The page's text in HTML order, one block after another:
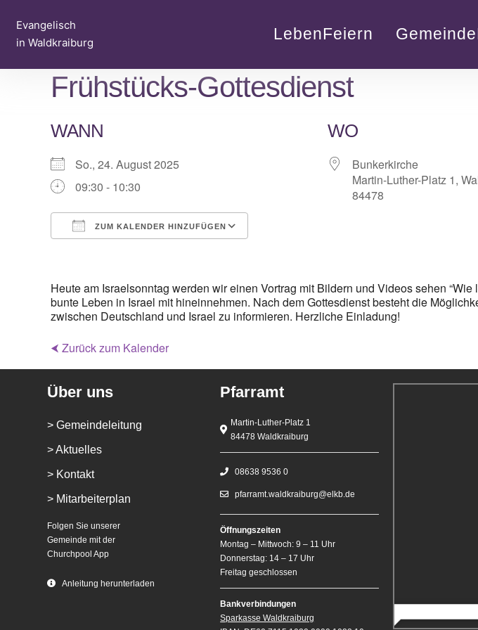
Inhalt
springen
Evangelisch
in Waldkraiburg
LebenFeiern
Frühstücks-Gottesdienst
WANN
So., 24. August 2025
09:30 - 10:30
ZUM KALENDER HINZUFÜGEN
WO
Bunkerkirche
Martin-Luther-Platz 1,
84478
Heute am Israelsonntag werden wir einen Vortrag mit Bildern und Videos sehen
bunte Leben in Israel mit hineinnehmen. Nach dem Gottesdienst besteht die
zwischen Deutschland und Israel zu informieren. Herzliche Einladung!
⮜ Zurück zum Kalender
Über uns
> Gemeindeleitung
> Aktuelles
> Kontakt
> Mitarbeiterplan
Folgen Sie unserer
Gemeinde mit der
Churchpool App
Anleitung herunterladen
Pfarramt
Martin-Luther-Platz 1
84478 Waldkraiburg
08638 9536 0
pfarramt.waldkraiburg@elkb.de
Öffnungszeiten
Montag – Mittwoch: 9 – 11 Uhr
Donnerstag: 14 – 17 Uhr
Freitag geschlossen
Bankverbindungen
Sparkasse Waldkraiburg